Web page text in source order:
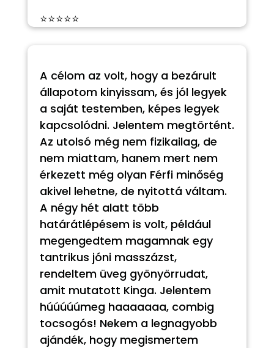
⭐⭐⭐⭐⭐
A célom az volt, hogy a bezárult
állapotom kinyissam, és jól legyek
a saját testemben, képes legyek
kapcsolódni. Jelentem megtörtént.
Az utolsó még nem fizikailag, de
nem miattam, hanem mert nem
érkezett még olyan Férfi minőség
akivel lehetne, de nyitottá váltam.
A négy hét alatt több
határátlépésem is volt, például
megengedtem magamnak egy
tantrikus jóni masszázst,
rendeltem üveg gyönyörrudat,
amit mutatott Kinga. Jelentem
húúúúúmeg haaaaaaa, combig
tocsogós! Nekem a legnagyobb
ajándék, hogy megismertem